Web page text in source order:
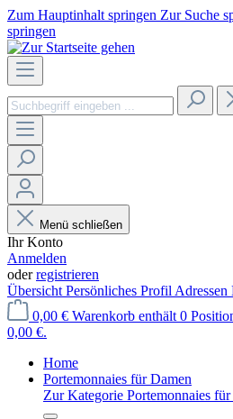
Zum Hauptinhalt springen Zur Suche
springen
Menü schließen
Ihr Konto
Anmelden
oderregistrieren
Übersicht Persönliches Profil Adressen
0,00 € Warenkorb enthält 0
0,00 €.
Home
Portemonnaies für Damen
Zur Kategorie Portemonnaies für